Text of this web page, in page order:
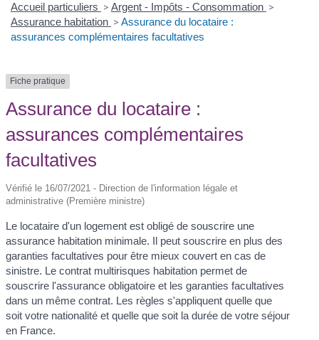
Accueil particuliers > Argent - Impôts - Consommation >
Assurance habitation > Assurance du locataire :
assurances complémentaires facultatives
Fiche pratique
Assurance du locataire :
assurances complémentaires
facultatives
Vérifié le 16/07/2021 - Direction de l'information légale et
administrative (Première ministre)
Le locataire d'un logement est obligé de souscrire une
assurance habitation minimale. Il peut souscrire en plus des
garanties facultatives pour être mieux couvert en cas de
sinistre. Le contrat multirisques habitation permet de
souscrire l'assurance obligatoire et les garanties facultatives
dans un même contrat. Les règles s'appliquent quelle que
soit votre nationalité et quelle que soit la durée de votre séjour
en France.